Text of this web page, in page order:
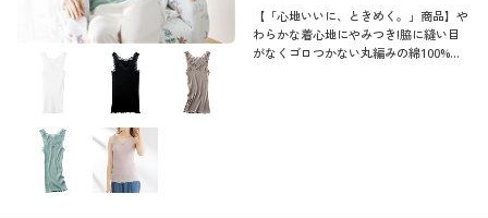
よくある質問とお問い合わせ
ノーカラー
襟
ボートネック
袖
素材
【「心地いいに、ときめく。」商品】や
わらかな着心地にやみつき!脇に縫い目
がなくゴロつかない丸編みの綿100%リ